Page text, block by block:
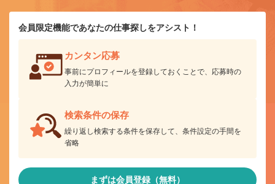
会員限定機能であなたの仕事探しをアシスト！
カンタン応募
事前にプロフィールを登録しておくことで、応募時の
入力が簡単に
検索条件の保存
繰り返し検索する条件を保存して、条件設定の手間を
省略
まずは会員登録（無料）